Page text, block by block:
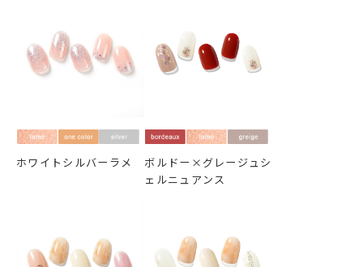
ホワイトシルバーラメ
ボルドー×グレージュシ
ェルニュアンス